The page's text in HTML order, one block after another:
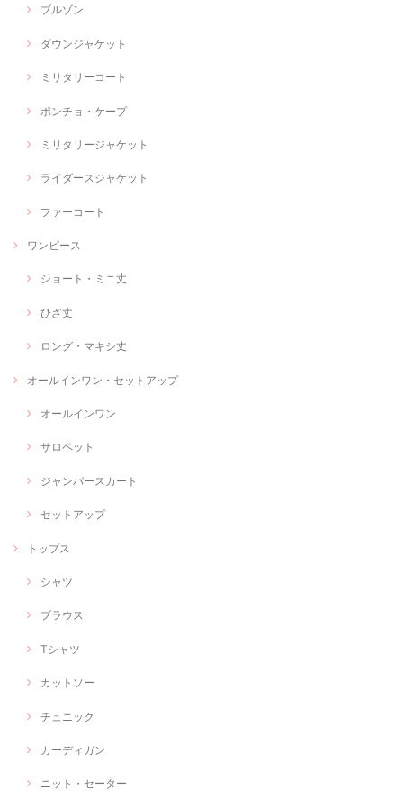
ブルゾン
ダウンジャケット
ミリタリーコート
ポンチョ・ケープ
ミリタリージャケット
ライダースジャケット
ファーコート
ワンピース
ショート・ミニ丈
ひざ丈
ロング・マキシ丈
オールインワン・セットアップ
オールインワン
サロペット
ジャンパースカート
セットアップ
トップス
シャツ
ブラウス
Tシャツ
カットソー
チュニック
カーディガン
ニット・セーター